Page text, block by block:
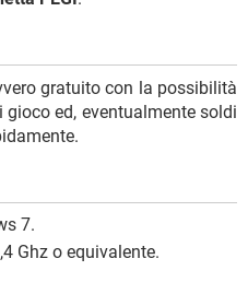
gratuito con la possibilità
ed, eventualmente soldi
7.
Ghz o equivalente.